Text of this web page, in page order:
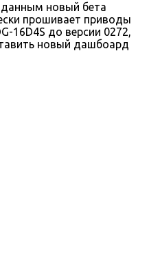
новый бета
прошивает приводы
16D4S до версии 0272,
новый дашбоард